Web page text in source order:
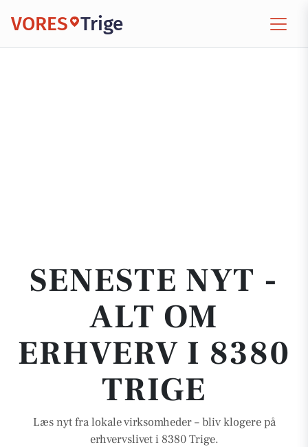
VORES Trige
SENESTE NYT -
ALT OM
ERHVERV I 8380
TRIGE
Læs nyt fra lokale virksomheder – bliv klogere på
erhvervslivet i 8380 Trige.